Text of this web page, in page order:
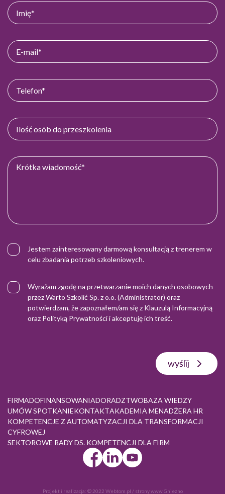
Jestem zainteresowany darmową konsultacją z trenerem w
celu zbadania potrzeb szkoleniowych.
Wyrażam zgodę na przetwarzanie moich danych osobowych
przez Warto Szkolić Sp. z o.o. (Administrator) oraz
potwierdzam, że zapoznałem/am się z Klauzulą Informacyjną
oraz Polityką Prywatnościi akceptuję ich treść.
wyślij
FIRMADOFINANSOWANIADORADZTWOBAZA WIEDZY
UMÓW SPOTKANIEKONTAKTAKADEMIA MENADŻERA HR
KOMPETENCJE Z AUTOMATYZACJI DLA TRANSFORMACJI
CYFROWEJ
SEKTOROWE RADY DS. KOMPETENCJI DLA FIRM
Projekt i realizacja: © 2022 Webtom.pl / strony www Gniezno